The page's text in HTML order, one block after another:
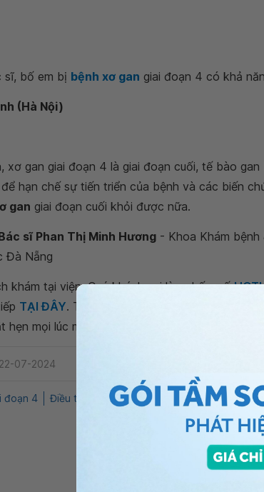
sĩ, bố em bị bệnh xơ gan giai đoạn 4 có khả
(Hà Nội)
xơ gan giai đoạn 4 là giai đoạn cuối, tế bào
hạn chế sự tiến triển của bệnh và các biến
gan giai đoạn cuối khỏi được nữa.
sĩ Phan Thị Minh Hương - Khoa Khám
Đà Nẵng
khám tại viện, Quý khách vui lòng bấm số
TẠI ĐÂY. Tải và đặt lịch khám tự động trên
hẹn mọi lúc mọi nơi ngay trên ứng dụng.
07-2024
đoạn 4 Điều trị xơ gan QnA Xơ gan giai đoạn cuối